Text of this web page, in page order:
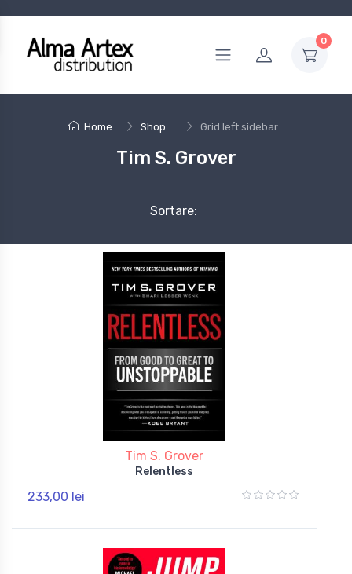
0
Home Shop Grid left sidebar
Tim S. Grover
Sortare:
Tim S. Grover
Relentless
233,00 lei